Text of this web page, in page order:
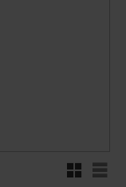
Rutnätsvy